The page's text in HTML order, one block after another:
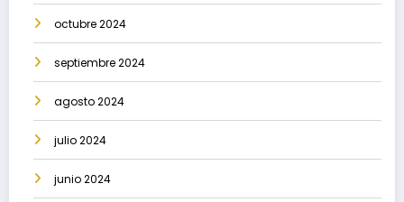
octubre 2024
septiembre 2024
agosto 2024
julio 2024
junio 2024